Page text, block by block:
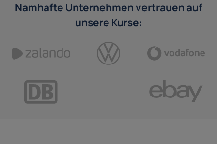
Namhafte Unternehmen vertrauen auf
unsere Kurse: